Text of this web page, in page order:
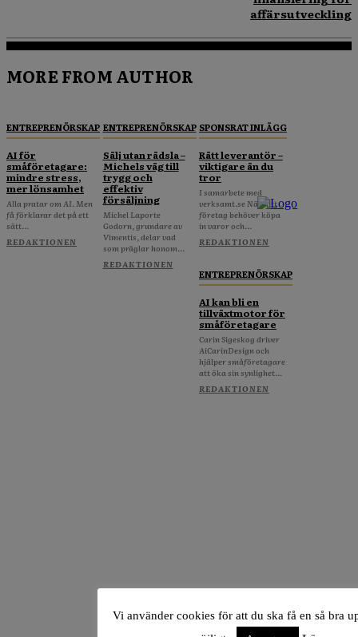
affärsutveckling
MORE FROM AUTHOR
ENTREPRENÖRSKAP
AI för
småföretagare:
mindre stress,
mer lönsamhet
Alla pratar om AI. Men
få förklarar det på ett
sätt...
REDAKTIONEN
ENTREPRENÖRSKAP
Sälj utan rädsla –
Michels väg till
trygg och
effektiv
försäljning
Michel Laporte
Godorn, grundare av
Vimentis, delar vad
som präglar honom...
REDAKTIONEN
SPONSRAT INLÄGG
Rätt leverantör –
viktigare än du
tror
I samarbete med
verksamt.se När ditt
företag behöver köpa
in varor och...
REDAKTIONEN
ENTREPRENÖRSKAP
AI kan bli en
tillväxtmotor för
småföretagare
Carin Sigeskog driver
AiCarinDesign och
hjälper småföretagare
att öka sin synlighet...
REDAKTIONEN
Vi använder cookies för att du ska få en så bra